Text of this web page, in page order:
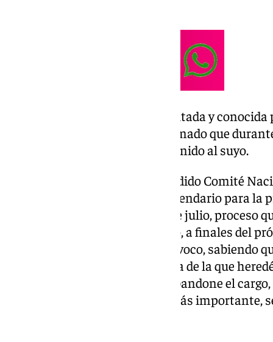
La acción ha sido más que meditada y
hacerlo oficial, StaRmer ha afirmado que
anteponer el interés de Reino Unido al suyo.
Por el momento, Starmer ha pedido Comité
Laborista que establezca un calendario para
la sucesión para el próximo 9 de julio, proceso
receso parlamentario de verano, a finales del
sucesor mi apoyo total e inequívoco, sabiendo
que es mucho más fuerte y justa de la que
durante su discurso. Una vez abandone el
que se centrará «en el trabajo más importante,